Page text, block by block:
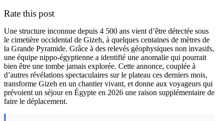
Rate this post
Une structure inconnue depuis 4 500 ans vient d’être détectée sous
le cimetière occidental de Gizeh, à quelques centaines de mètres de
la Grande Pyramide. Grâce à des relevés géophysiques non invasifs,
une équipe nippo-égyptienne a identifié une anomalie qui pourrait
bien être une tombe jamais explorée. Cette annonce, couplée à
d’autres révélations spectaculaires sur le plateau ces derniers mois,
transforme Gizeh en un chantier vivant, et donne aux voyageurs qui
prévoient un séjour en Égypte en 2026 une raison supplémentaire de
faire le déplacement.